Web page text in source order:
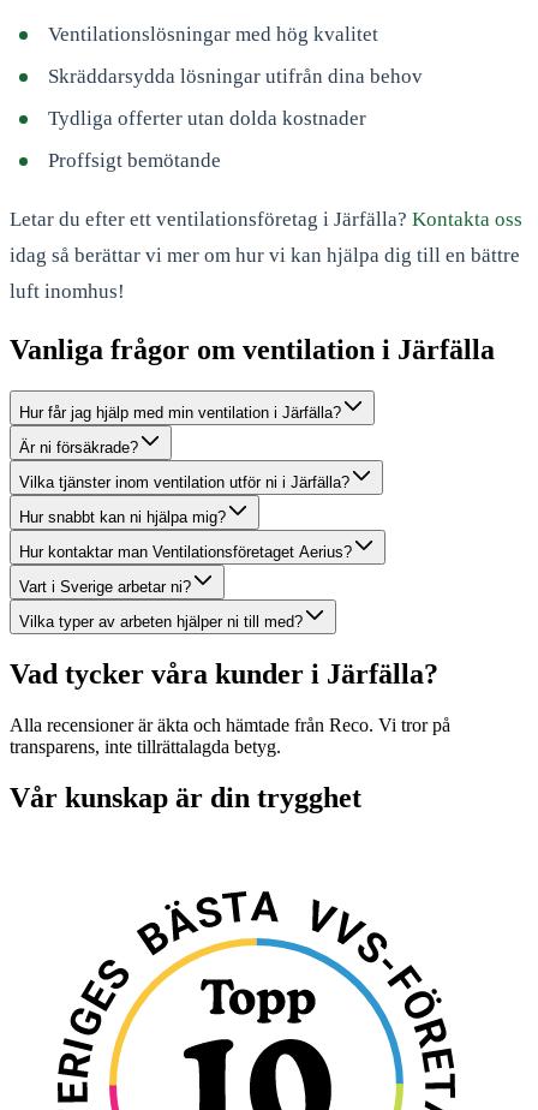
Ventilationslösningar med hög kvalitet
Skräddarsydda lösningar utifrån dina behov
Tydliga offerter utan dolda kostnader
Proffsigt bemötande
Letar du efter ett ventilationsföretag i Järfälla? Kontakta oss
idag så berättar vi mer om hur vi kan hjälpa dig till en bättre
luft inomhus!
Vanliga frågor om ventilation i Järfälla
Hur får jag hjälp med min ventilation i Järfälla?
Är ni försäkrade?
Vilka tjänster inom ventilation utför ni i Järfälla?
Hur snabbt kan ni hjälpa mig?
Hur kontaktar man Ventilationsföretaget Aerius?
Vart i Sverige arbetar ni?
Vilka typer av arbeten hjälper ni till med?
Vad tycker våra kunder i Järfälla?
Alla recensioner är äkta och hämtade från Reco. Vi tror på
transparens, inte tillrättalagda betyg.
Vår kunskap är din trygghet